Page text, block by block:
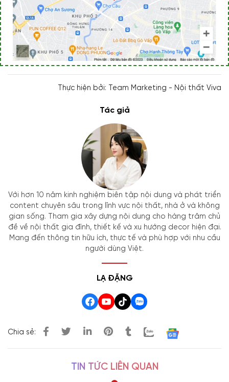
Thực hiện bởi: Team Marketing - Nội thất Viva
Tác giả
Với hơn 10 năm kinh nghiệm biên tập nội dung và phát triển
content chuyên sâu trong lĩnh vực nội thất, nhà ở và không
gian sống. Tham gia xây dựng nội dung cho hàng trăm chủ
đề về nội thất gia đình, thiết kế và xu hướng decor hiện đại.
Mang đến thông tin hữu ích, thực tế và phù hợp với nhu cầu
người dùng Việt.
LẠ ĐẶNG
Chia sẻ:
TIN TỨC LIÊN QUAN